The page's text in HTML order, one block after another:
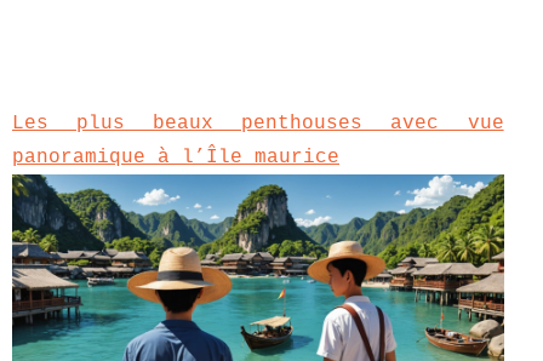
Les plus beaux penthouses avec vue
panoramique à l’Île maurice